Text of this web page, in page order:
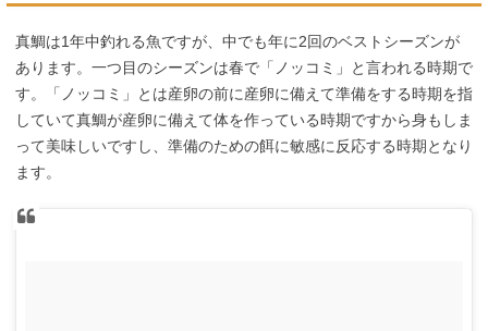
真鯛は1年中釣れる魚ですが、中でも年に2回のベストシーズンが
あります。一つ目のシーズンは春で「ノッコミ」と言われる時期で
す。「ノッコミ」とは産卵の前に産卵に備えて準備をする時期を指
していて真鯛が産卵に備えて体を作っている時期ですから身もしま
って美味しいですし、準備のための餌に敏感に反応する時期となり
ます。